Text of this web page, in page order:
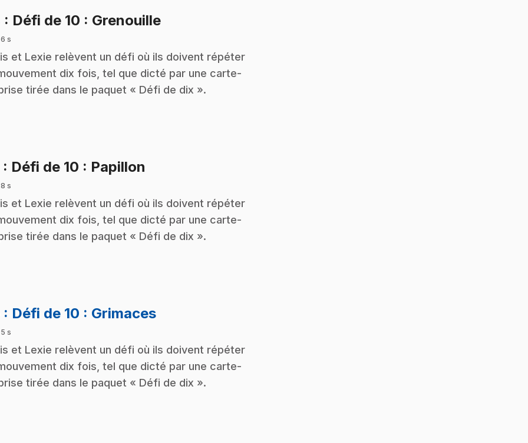
: Défi de 10 : Grenouille.
s
et Lexie relèvent un défi où ils doivent répéter
dix fois, tel que dicté par une carte-
tirée dans le paquet « Défi de dix ».
: Défi de 10 : Papillon
s
et Lexie relèvent un défi où ils doivent répéter
dix fois, tel que dicté par une carte-
tirée dans le paquet « Défi de dix ».
: Défi de 10 : Grimaces.
s
et Lexie relèvent un défi où ils doivent répéter
dix fois, tel que dicté par une carte-
tirée dans le paquet « Défi de dix ».